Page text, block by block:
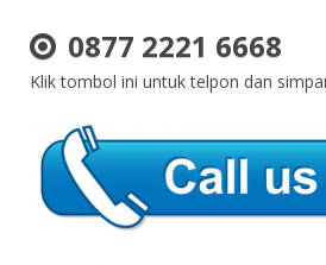
0877 2221 6668
Klik tombol ini untuk telpon dan